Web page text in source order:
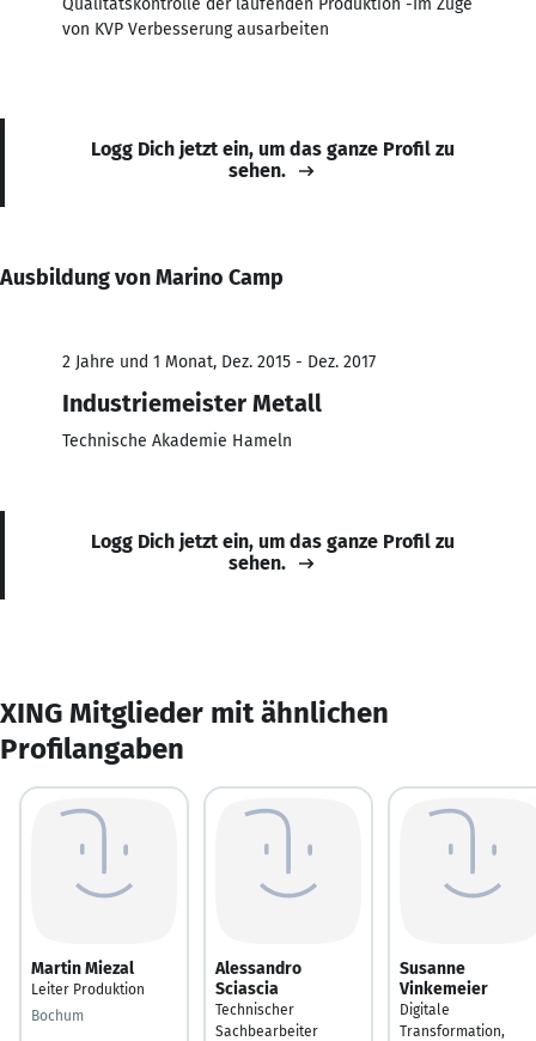
von KVP Verbesserung ausarbeiten
Logg Dich jetzt ein, um das ganze Profil zu
sehen.
Ausbildung von Marino Camp
2 Jahre und 1 Monat, Dez. 2015 - Dez. 2017
Industriemeister Metall
Technische Akademie Hameln
Logg Dich jetzt ein, um das ganze Profil zu
sehen.
XING Mitglieder mit ähnlichen
Profilangaben
Martin Miezal
Leiter Produktion
Bochum
Alessandro
Sciascia
Technischer
Sachbearbeiter
Susanne
Vinkemeier
Digitale
Transformation,